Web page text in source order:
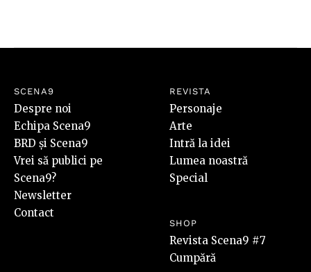
SCENA9
Despre noi
Echipa Scena9
BRD și Scena9
Vrei să publici pe
Scena9?
Newsletter
Contact
REVISTA
Personaje
Arte
Intră la idei
Lumea noastră
Special
SHOP
Revista Scena9 #7
Cumpără